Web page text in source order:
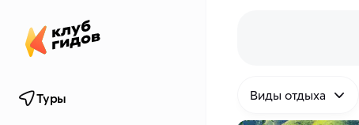
Туры Виды отдыха